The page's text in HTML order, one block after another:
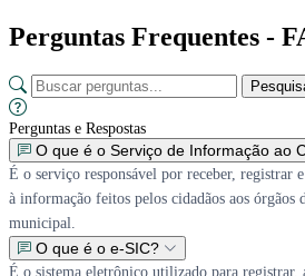
Perguntas Frequentes -
Perguntas e Respostas
O que é o Serviço de Informação ao
É o serviço responsável por receber, registrar
à informação feitos pelos cidadãos aos órgãos
municipal.
O que é o e-SIC?
É o sistema eletrônico utilizado para registrar,